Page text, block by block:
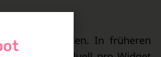
Variablen. In früheren